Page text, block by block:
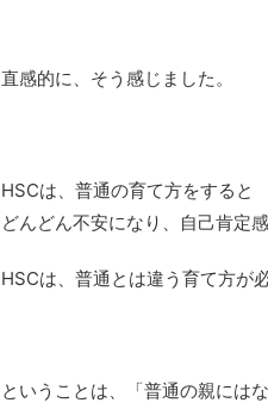
直感的に、そう感じました。
HSCは、普通の育て方をすると
どんどん不安になり、自己肯定感
HSCは、普通とは違う育て方が
ということは、「普通の親には